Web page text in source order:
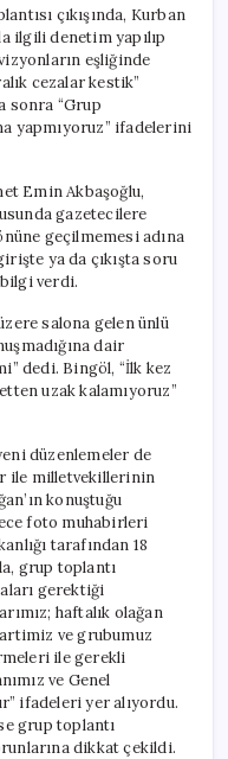
çıkışında, Kurban
ilgili denetim yapılıp
eşliğinde
cezalar kestik”
sonra “Grup
yapmıyoruz” ifadelerini
Emin Akbaşoğlu,
gazetecilere
geçilmemesi adına
ya da çıkışta soru
verdi.
salona gelen ünlü
dair
dedi. Bingöl, “İlk kez
uzak kalamıyoruz”
düzenlemeler de
ile milletvekillerinin
konuştuğu
foto muhabirleri
tarafından 18
grup toplantı
gerektiği
haftalık olağan
ve grubumuz
ile gerekli
ve Genel
ifadeleri yer alıyordu.
grup toplantı
dikkat çekildi.